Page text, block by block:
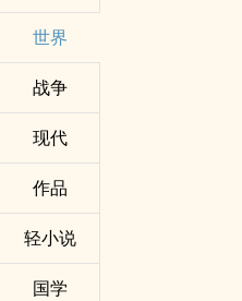
世界
战争
现代
作品
轻小说
国学